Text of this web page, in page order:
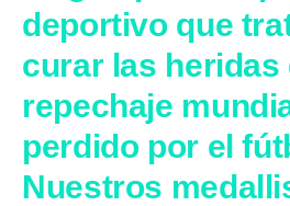
deportivo que
curar las heridas
repechaje
perdido por el
Nuestros